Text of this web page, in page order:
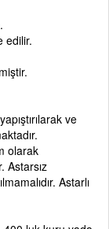
edilir.
ve
olarak
Astarsız
Astarlı